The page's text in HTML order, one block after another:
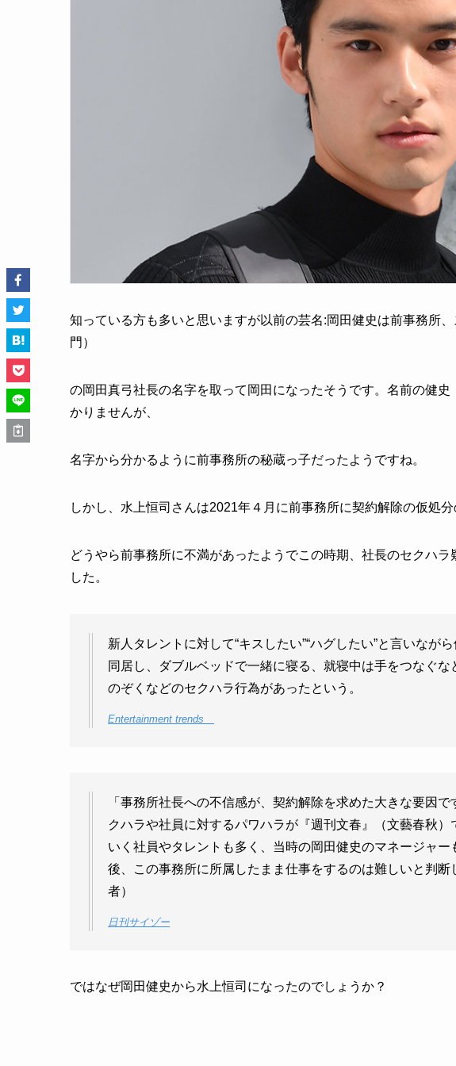
知っている方も多いと思いますが以前の芸名:岡田健史は前事務所
門）
の岡田真弓社長の名字を取って岡田になったそうです。名前の健
かりませんが、
名字から分かるように前事務所の秘蔵っ子だったようですね。
しかし、水上恒司さんは2021年４月に前事務所に契約解除の仮処
どうやら前事務所に不満があったようでこの時期、社長のセクハ
した。
新人タレントに対して“キスしたい”“ハグしたい”と言いなが
同居し、ダブルベッドで一緒に寝る、就寝中は手をつなぐ
のぞくなどのセクハラ行為があったという。
Entertainment trends
「事務所社長への不信感が、契約解除を求めた大きな要因
クハラや社員に対するパワハラが『週刊文春』（文藝春秋
いく社員やタレントも多く、当時の岡田健史のマネージャ
後、この事務所に所属したまま仕事をするのは難しいと判
者）
日刊サイゾー
ではなぜ岡田健史から水上恒司になったのでしょうか？